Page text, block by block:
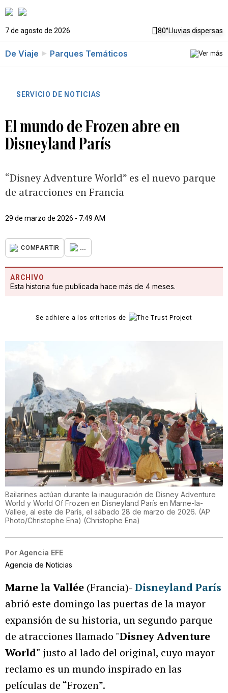
7 de agosto de 2026 80°Lluvias dispersas
De Viaje Parques Temáticos
SERVICIO DE NOTICIAS
El mundo de Frozen abre en
Disneyland París
“Disney Adventure World” es el nuevo parque
de atracciones en Francia
29 de marzo de 2026 - 7:49 AM
COMPARTIR ...
ARCHIVO
Esta historia fue publicada hace más de 4 meses.
Se adhiere a los criterios de
Bailarines actúan durante la inauguración de Disney Adventure
World y World Of Frozen en Disneyland París en Marne-la-
Vallee, al este de París, el sábado 28 de marzo de 2026. (AP
Photo/Christophe Ena) (Christophe Ena)
Por Agencia EFE
Agencia de Noticias
Marne la Vallée (Francia)-DisneylandParís
abrió este domingo las puertas de la mayor
expansión de su historia, un segundo parque
de atracciones llamado "Disney Adventure
World" justo al lado del original, cuyo mayor
reclamo es un mundo inspirado en las
películas de “Frozen”.